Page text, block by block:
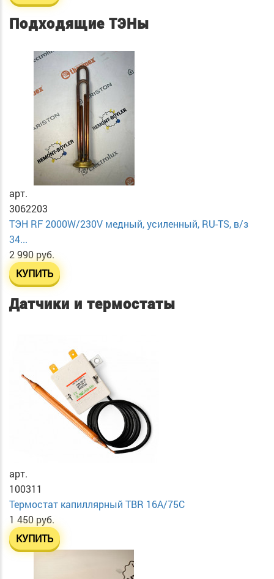
Подходящие ТЭНы
арт.
3062203
ТЭН RF 2000W/230V медный, усиленный, RU-TS, в/з
34...
2 990 руб.
КУПИТЬ
Датчики и термостаты
арт.
100311
Термостат капиллярный TBR 16A/75C
1 450 руб.
КУПИТЬ